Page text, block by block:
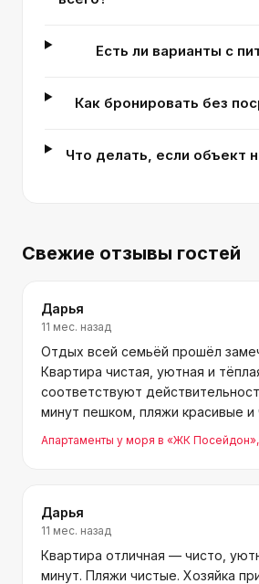
Есть ли варианты с
Как бронировать без
Что делать, если объект
Свежие отзывы гостей
Дарья
11 мес. назад
Отдых всей семьёй прошёл
Квартира чистая, уютная и
соответствуют
минут пешком, пляжи красивые и
милая и внимательная, быстро
вопросы. Рекомендую.
Апартаменты у моря в «ЖК Посейдон»
Дарья
11 мес. назад
Квартира отличная — чисто,
минут. Пляжи чистые. Хозяйка